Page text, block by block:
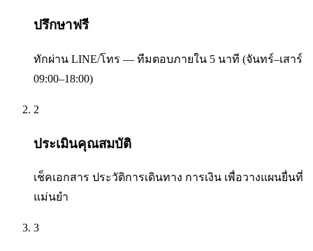
ปรึกษาฟรี
ทักผ่าน LINE/โทร — ทีมตอบภายใน 5 นาที (จันทร์–เสาร์
09:00–18:00)
2
ประเมินคุณสมบัติ
เช็คเอกสาร ประวัติการเดินทาง การเงิน เพื่อวางแผนยื่นที่
แม่นยำ
3